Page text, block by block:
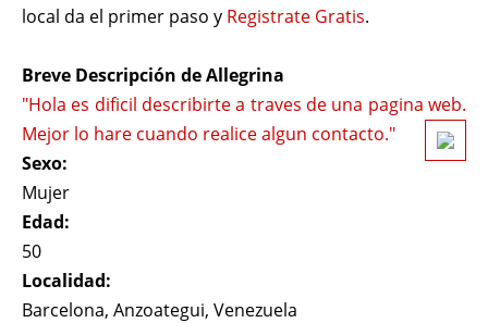
local da el primer paso y Registrate Gratis.
Breve Descripción de Allegrina
"Hola es dificil describirte a traves de una pagina web.
Mejor lo hare cuando realice algun contacto."
Sexo:
Mujer
Edad:
50
Localidad:
Barcelona, Anzoategui, Venezuela